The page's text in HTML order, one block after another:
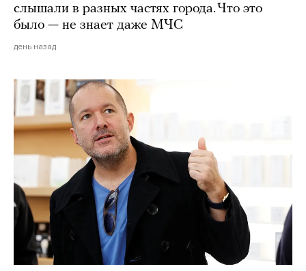
слышали в разных частях города. Что это
было — не знает даже МЧС
день назад